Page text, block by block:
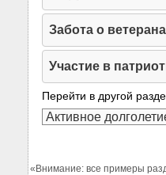
Забота о
Участие в
Перейти в другой
«Внимание: все примеры